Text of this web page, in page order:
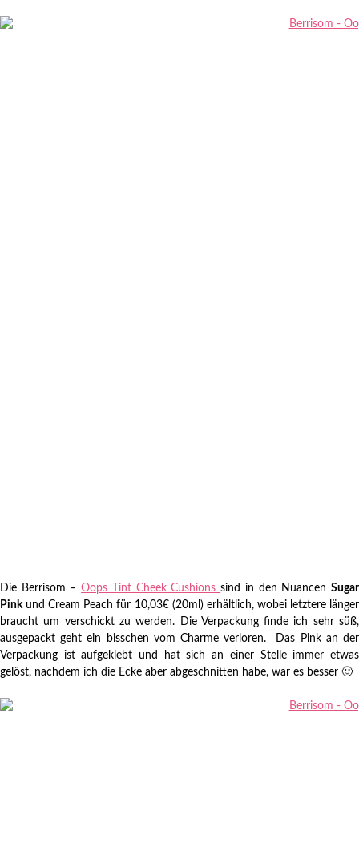
Die Berrisom –Oops Tint Cheek Cushionssind in den NuancenSugar
Pinkund Cream Peach für 10,03€ (20ml) erhältlich, wobei letztere länger
braucht um verschickt zu werden. Die Verpackung finde ich sehr süß,
ausgepackt geht ein bisschen vom Charme verloren. Das Pink an der
Verpackung ist aufgeklebt und hat sich an einer Stelle immer etwas
gelöst, nachdem ich die Ecke aber abgeschnitten habe, war es besser 🙂